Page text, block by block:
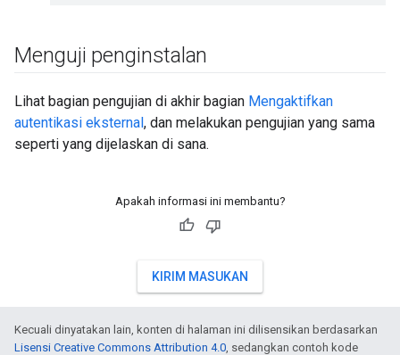
Menguji penginstalan
Lihat bagian pengujian di akhir bagian Mengaktifkan
autentikasi eksternal, dan melakukan pengujian yang sama
seperti yang dijelaskan di sana.
Apakah informasi ini membantu?
KIRIM MASUKAN
Kecuali dinyatakan lain, konten di halaman ini dilisensikan berdasarkan
Lisensi Creative Commons Attribution 4.0, sedangkan contoh kode